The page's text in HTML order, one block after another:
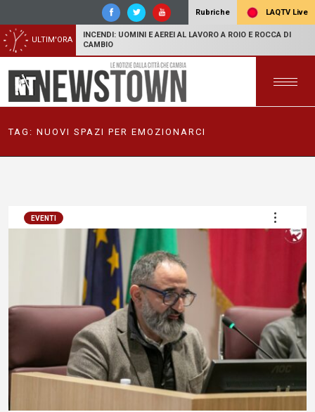
Rubriche LAQTV Live
ULTIM'ORA
INCENDI: UOMINI E AEREI AL LAVORO A ROIO E ROCCA DI
CAMBIO
TAG: NUOVI SPAZI PER EMOZIONARCI
EVENTI